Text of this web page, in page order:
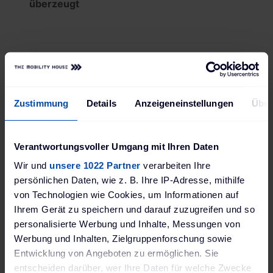
Zustimmung Details Anzeigeneinstellungen
Verantwortungsvoller Umgang mit Ihren Daten
Wir und unsere 1022 Partner verarbeiten Ihre
persönlichen Daten, wie z. B. Ihre IP-Adresse, mithilfe
von Technologien wie Cookies, um Informationen auf
Ihrem Gerät zu speichern und darauf zuzugreifen und so
personalisierte Werbung und Inhalte, Messungen von
Werbung und Inhalten, Zielgruppenforschung sowie
Entwicklung von Angeboten zu ermöglichen. Sie
entscheiden darüber, wer Ihre Daten für welche Zwecke
überzeugt
Bewertungen
Hersteller
Compleo
MPN
10287610
WEEE Nummer
DE80369533